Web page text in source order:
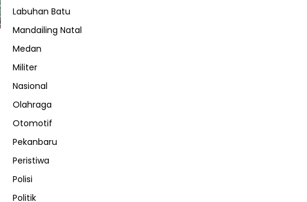
Labuhan Batu
Mandailing Natal
Medan
Militer
Nasional
Olahraga
Otomotif
Pekanbaru
Peristiwa
Polisi
Politik